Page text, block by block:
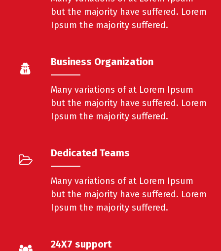
but the majority have suffered. Lorem
Ipsum the majority suffered.
Business Organization
Many variations of at Lorem Ipsum
but the majority have suffered. Lorem
Ipsum the majority suffered.
Dedicated Teams
Many variations of at Lorem Ipsum
but the majority have suffered. Lorem
Ipsum the majority suffered.
24X7 support